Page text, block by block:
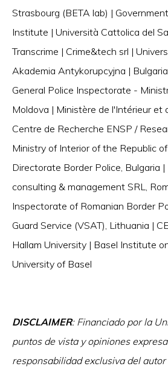
Strasbourg (BETA lab) |
Institute | Università Cattolica del
Transcrime | Crime&tech srl |
Akademia Antykorupcyjna |
General Police Inspectorate -
Moldova | Ministère de l'Intérieur et
Centre de Recherche ENSP /
Ministry of Interior of the Republic
Directorate Border Police, Bulgaria
consulting & management SRL,
Inspectorate of Romanian Border
Guard Service (VSAT), Lithuania |
Hallam University | Basel Institute
University of Basel
DISCLAIMER: Financiado por la
puntos de vista y opiniones
responsabilidad exclusiva del